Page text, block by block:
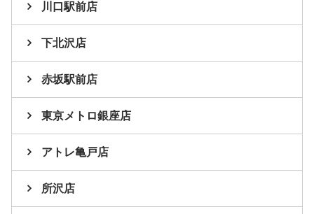
川口駅前店
下北沢店
赤坂駅前店
東京メトロ銀座店
アトレ亀戸店
所沢店